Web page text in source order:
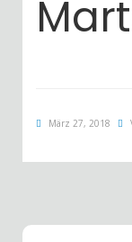
März 27, 2018